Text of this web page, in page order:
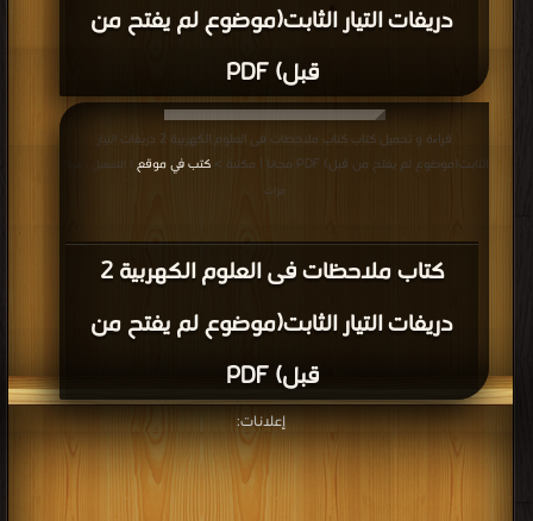
دريفات التيار الثابت(موضوع لم يفتح من
قبل) PDF
كتاب ملاحظات فى العلوم الكهربية 2
دريفات التيار الثابت(موضوع لم يفتح من
قبل) PDF
قراءة و تحميل كتاب كتاب ملاحظات فى العلوم الكهربية 2 دريفات التيار
الثابت(موضوع لم يفتح من قبل) PDF مجانا | مكتبة >
كتب في موقع
| التحميل : مرة/
مرات
إعلانات: